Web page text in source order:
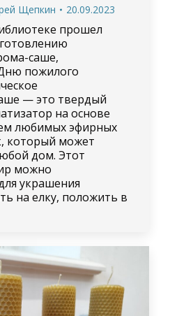
Щепкин 20.09.2023
прошел
саше,
пожилого
— это твердый
на основе
любимых эфирных
который может
дом. Этот
можно
украшения
на елку, положить в